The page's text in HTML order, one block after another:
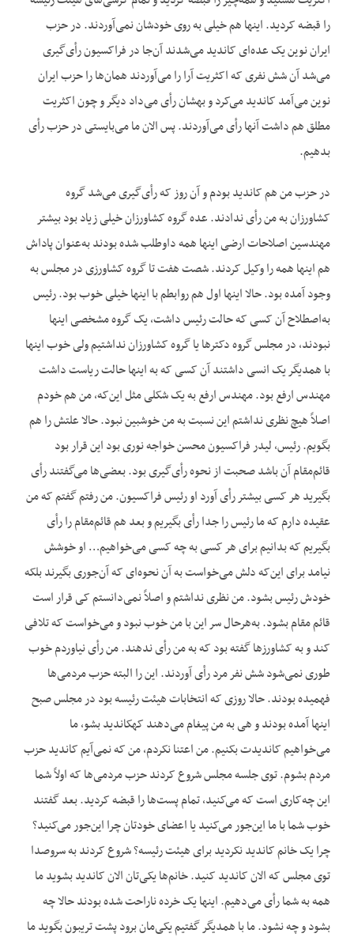
را قبضه کردید. اینها هم خیلی به روی خودشان نمی‌آوردند. در حزب
ایران نوین یک عده‌ای کاندید می‌شدند آن‌جا در فراکسیون رأی‌گیری
می‌شد آن شش نفری که اکثریت آرا را می‌آوردند همان‌ها را حزب ایران
نوین می‌آمد کاندید می‌کرد و بهشان رأی می‌داد دیگر و چون اکثریت
مطلق هم داشت آنها رأی می‌آوردند. پس الان ما می‌بایستی در حزب رأی
بدهیم.
در حزب من هم کاندید بودم و آن روز که رأی‌گیری می‌شد گروه
کشاورزان به من رأی ندادند. عده گروه کشاورزان خیلی زیاد بود بیشتر
مهندسین اصلاحات ارضی اینها همه داوطلب شده بودند به‌عنوان پاداش
هم اینها همه را وکیل کردند. شصت هفت تا گروه کشاورزی در مجلس به
وجود آمده بود. حالا اینها اول هم روابطم با اینها خیلی خوب بود. رئیس
به‌اصطلاح آن کسی که حالت رئیس داشت، یک گروه مشخصی اینها
نبودند، در مجلس گروه دکترها یا گروه کشاورزان نداشتیم ولی خوب اینها
با همدیگر یک انسی داشتند آن کسی که به اینها حالت ریاست داشت
مهندس ارفع بود. مهندس ارفع به یک شکلی مثل این‌که، من هم خودم
اصلاً هیچ نظری نداشتم این نسبت به من خوشبین نبود. حالا علتش را هم
بگویم. رئیس، لیدر فراکسیون محسن خواجه نوری بود این قرار بود
قائم‌مقام آن باشد صحبت از نحوه رأی‌گیری بود. بعضی‌ها می‌گفتند رأی
بگیرید هر کسی بیشتر رأی آورد او رئیس فراکسیون. من رفتم گفتم که من
عقیده دارم که ما رئیس را جدا رأی بگیریم و بعد هم قائم‌مقام را رأی
بگیریم که بدانیم برای هر کسی به چه کسی می‌خواهیم… او خوشش
نیامد برای این‌که دلش می‌خواست به آن نحوه‌ای که آن‌جوری بگیرند بلکه
خودش رئیس بشود. من نظری نداشتم و اصلاً نمی‌دانستم کی قرار است
قائم مقام بشود. به‌هرحال سر این با من خوب نبود و می‌خواست که تلافی
کند و به کشاورزها گفته بود که به من رأی ندهند. من رأی نیاوردم خوب
طوری نمی‌شود شش نفر مرد رأی آوردند. این را البته حزب مردمی‌ها
فهمیده بودند. حالا روزی که انتخابات هیئت رئیسه بود در مجلس صبح
اینها آمده بودند و هی به من پیغام می‌دهند کهکاندید بشو، ما
می‌خواهیم کاندیدت بکنیم. من اعتنا نکردم، من که نمی‌آیم کاندید حزب
مردم بشوم. توی جلسه مجلس شروع کردند حزب مردمی‌ها که اولاً شما
این چه‌کاری است که می‌کنید، تمام پست‌ها را قبضه کردید. بعد گفتند
خوب شما با ما این‌جور می‌کنید یا اعضای خودتان چرا این‌جور می‌کنید؟
چرا یک خانم کاندید نکردید برای هیئت رئیسه؟ شروع کردند به سروصدا
توی مجلس که الان کاندید کنید. خانم‌ها یکی‌تان الان کاندید بشوید ما
همه به شما رأی می‌دهیم. اینها یک خرده ناراحت شده بودند حالا چه
بشود و چه نشود. ما با همدیگر گفتیم یکی‌مان برود پشت تریبون بگوید ما